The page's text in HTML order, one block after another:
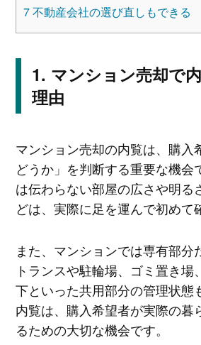
7不動産会社の選び直しもできる
マンション売却で
理由
マンション売却の内覧は、購入
どうか」を判断する重要な機会
は伝わらない部屋の広さや明る
どは、実際に足を運んで初めて
また、マンションでは専有部分
トランスや駐輪場、ゴミ置き場
下といった共用部分の管理状態
内覧は、購入希望者が実際の暮
るための大切な機会です。